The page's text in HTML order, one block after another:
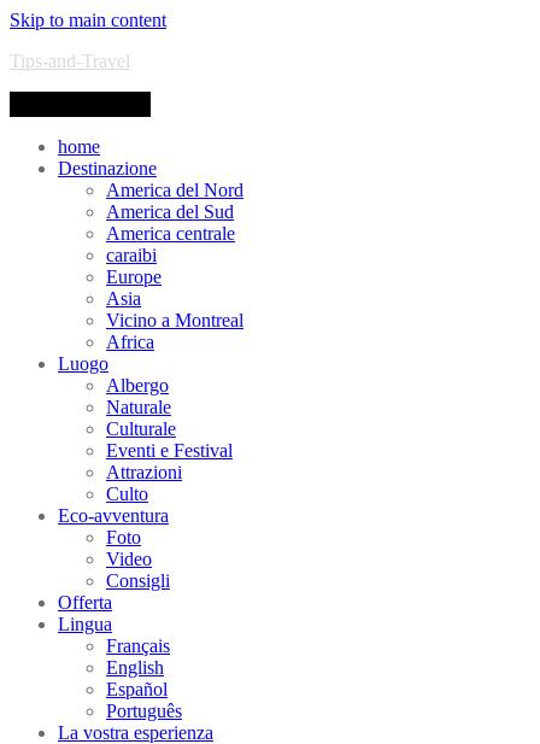
Skip to main content
Tips-and-Travel
home
Destinazione
America del Nord
America del Sud
America centrale
caraibi
Europe
Asia
Vicino a Montreal
Africa
Luogo
Albergo
Naturale
Culturale
Eventi e Festival
Attrazioni
Culto
Eco-avventura
Foto
Video
Consigli
Offerta
Lingua
Français
English
Español
Português
La vostra esperienza